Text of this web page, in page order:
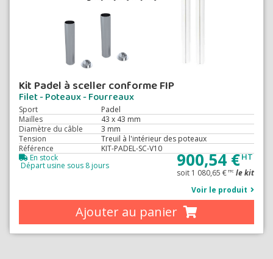
Kit Padel à sceller conforme FIP
Filet - Poteaux - Fourreaux
Sport
Padel
Mailles
43 x 43 mm
Diamètre du câble
3 mm
Tension
Treuil à l'intérieur des poteaux
Référence
KIT-PADEL-SC-V10
900,54 €HT
soit 1 080,65 € TTC le kit
En stock
Départ usine sous 8 jours
Voir le produit
Ajouter au panier